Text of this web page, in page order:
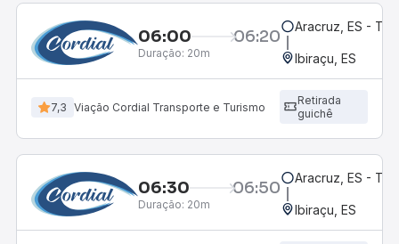
06:00 06:20
Duração: 20m
Aracruz, ES -
Ibiraçu, ES
7,3 Viação Cordial Transporte e Turismo
Retirada
guichê
06:30 06:50
Duração: 20m
Aracruz, ES -
Ibiraçu, ES